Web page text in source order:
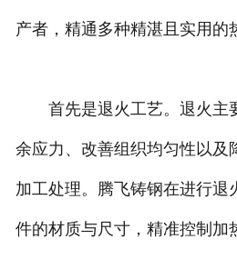
产者，精通多种精湛且实用的
首先是退火工艺。退火主
余应力、改善组织均匀性以及
加工处理。腾飞铸钢在进行退
件的材质与尺寸，精准控制加